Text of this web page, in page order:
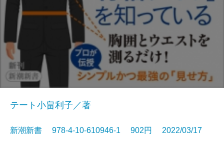
テート小畠利子／著
新潮新書 978-4-10-610946-1 902円 2022/03/17